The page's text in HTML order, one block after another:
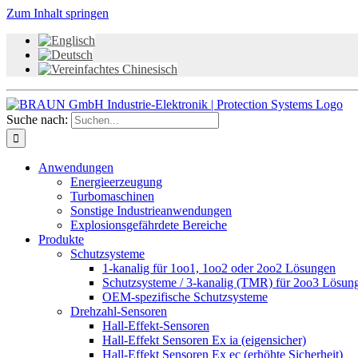
Zum Inhalt springen
Suche nach:
Anwendungen
Energieerzeugung
Turbomaschinen
Sonstige Industrieanwendungen
Explosionsgefährdete Bereiche
Produkte
Schutzsysteme
1-kanalig für 1oo1, 1oo2 oder 2oo2 Lösungen
Schutzsysteme / 3-kanalig (TMR) für 2oo3
OEM-spezifische Schutzsysteme
Drehzahl-Sensoren
Hall-Effekt-Sensoren
Hall-Effekt Sensoren Ex ia (eigensicher)
Hall-Effekt Sensoren Ex ec (erhöhte Sicherheit)